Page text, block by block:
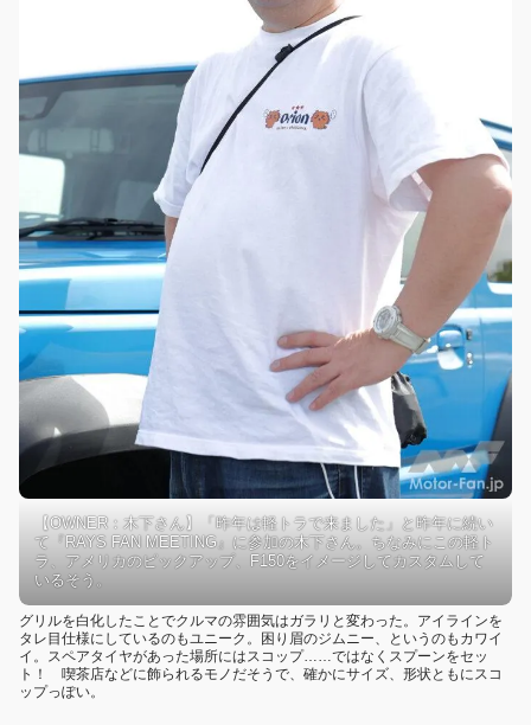
【OWNER：木下さん】「昨年は軽トラで来ました」と昨年に続い
て『RAYS FAN MEETING』に参加の木下さん。ちなみにこの軽ト
ラ、アメリカのピックアップ、F150をイメージしてカスタムして
いるそう。
グリルを白化したことでクルマの雰囲気はガラリと変わった。アイラインを
タレ目仕様にしているのもユニーク。困り眉のジムニー、というのもカワイ
イ。スペアタイヤがあった場所にはスコップ……ではなくスプーンをセッ
ト！ 喫茶店などに飾られるモノだそうで、確かにサイズ、形状ともにスコ
ップっぽい。